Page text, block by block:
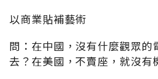
以商業貼補藝術
問：在中國，沒有什麼觀眾的
去？在美國，不賣座，就沒有